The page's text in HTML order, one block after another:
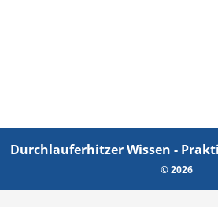
Durchlauferhitzer Wissen -
© 2026